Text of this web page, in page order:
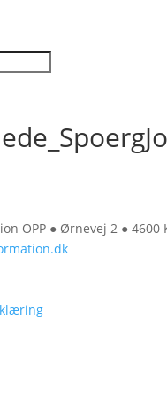
OPP ● Ørnevej 2 ● 4600